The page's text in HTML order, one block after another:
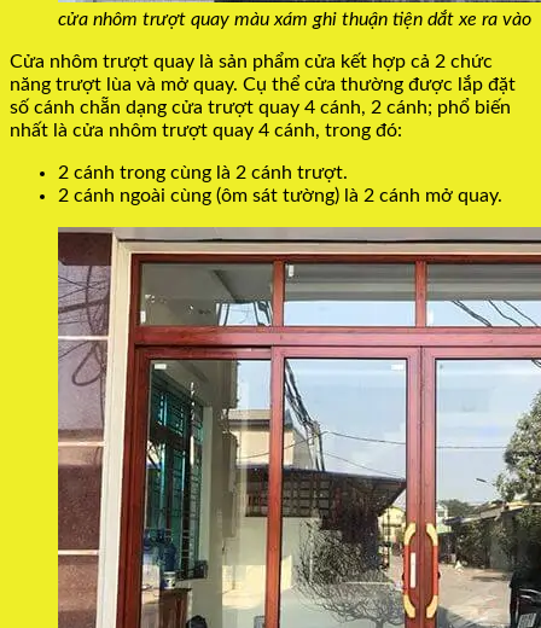
cửa nhôm trượt quay màu xám ghi thuận tiện dắt xe ra vào
Cửa nhôm trượt quay là sản phẩm cửa kết hợp cả 2 chức
năng trượt lùa và mở quay. Cụ thể cửa thường được lắp đặt
số cánh chẵn dạng cửa trượt quay 4 cánh, 2 cánh; phổ biến
nhất là cửa nhôm trượt quay 4 cánh, trong đó:
2 cánh trong cùng là 2 cánh trượt.
2 cánh ngoài cùng (ôm sát tường) là 2 cánh mở quay.